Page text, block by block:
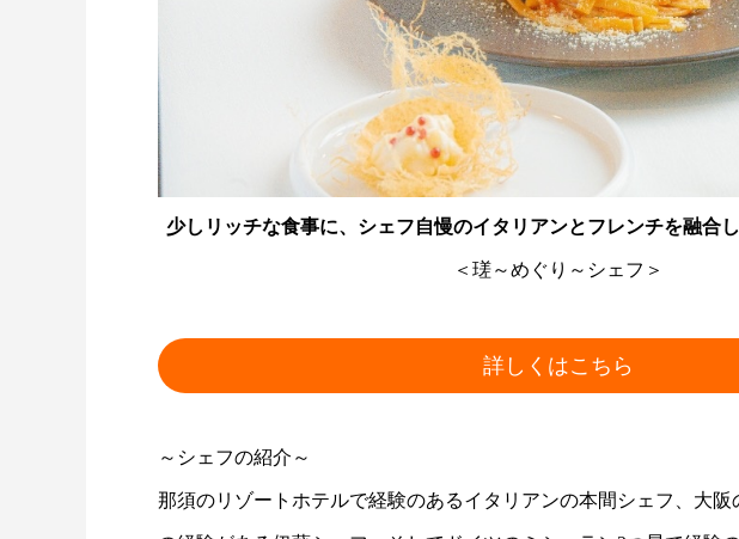
少しリッチな食事に、シェフ自慢のイタリアンとフレンチを融合し
＜瑳～めぐり～シェフ＞
詳しくはこちら
～シェフの紹介～
那須のリゾートホテルで経験のあるイタリアンの本間シェフ、大